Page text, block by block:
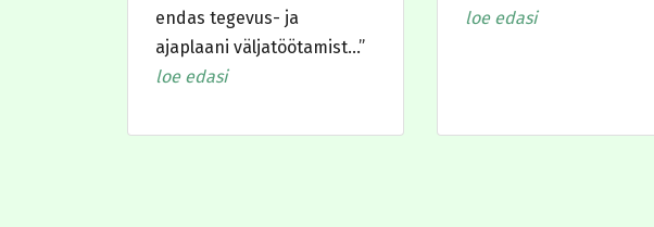
endas tegevus- ja
ajaplaani väljatöötamist…”
loe edasi
loe edasi